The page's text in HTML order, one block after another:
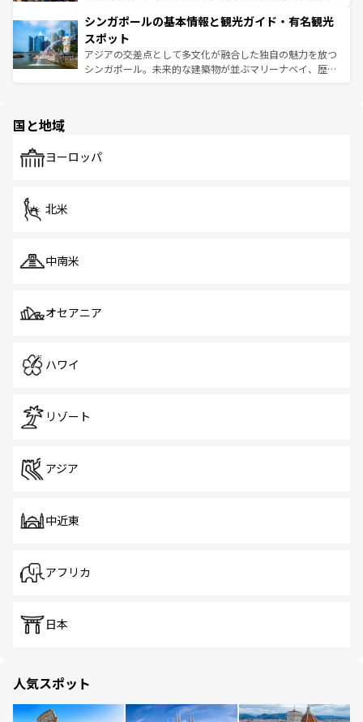
参照してほしい。
激する。気候は一年中温暖で、どの季節にも異なる楽しみ
が待っている。親しみやすいタイの人々、仏教を中心とし
た文化、そして多様な観光資源が、訪れる旅人を魅了し続
ける。 なお、新着のタイ情報はコンテンツ一覧を参照して
み、どこを訪れても感動するはず。観光スポットが密集し
ており、効率よく見どころを回れるのも魅力。息をのむよ
うな絶景から文化的な体験まで、香港を存分に楽しみ尽く
そう。 なお、新着の香港情報はコンテンツ一覧を参照して
シンガポールの基本情報と観光ガイド・有名観光
スポット
アジアの交差点として多文化が融合した独自の魅力を放つ
シンガポール。未来的な建築物が並ぶマリーナベイ、歴史
で、ホーカーズは地元の風情を楽しめる外せないスポット
国と地域
ヨーロッパ
北米
中南米
オセアニア
ハワイ
リゾート
アジア
中近東
アフリカ
日本
人気スポット